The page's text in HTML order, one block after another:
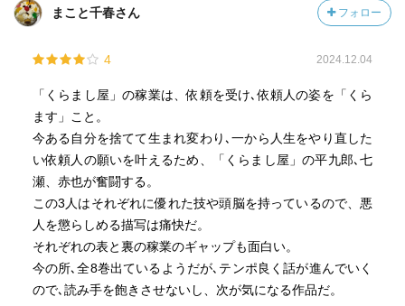
まこと千春さん フォロー
4 2024.12.04
「くらまし屋」の稼業は、依頼を受け､依頼人の姿を「くら
ます」こと。
今ある自分を捨てて生まれ変わり､一から人生をやり直した
い依頼人の願いを叶えるため、「くらまし屋」の平九郎､七
瀬、赤也が奮闘する。
この3人はそれぞれに優れた技や頭脳を持っているので、悪
人を懲らしめる描写は痛快だ。
それぞれの表と裏の稼業のギャップも面白い。
今の所､全8巻出ているようだが､テンポ良く話が進んでいく
ので､読み手を飽きさせないし、次が気になる作品だ。